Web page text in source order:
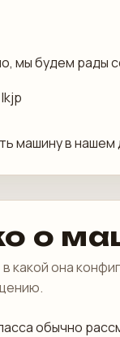
мы будем рады
машину в
о
какой она
обычно